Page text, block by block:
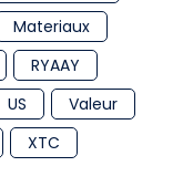
Materiaux
RYAAY
US
Valeur
XTC